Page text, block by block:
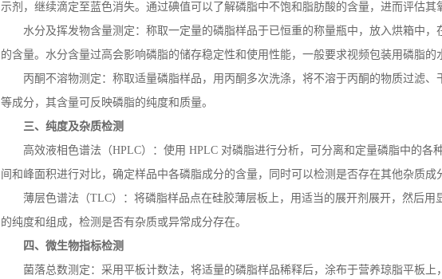
示剂，继续滴定至蓝色消失。通过碘值可以了解磷脂中不饱和脂肪酸的含量，进而评估其
水分及挥发物含量测定：称取一定量的磷脂样品于已恒重的称量瓶中，放入烘箱中
的含量。水分含量过高会影响磷脂的储存稳定性和使用性能，一般要求视频包装用磷脂的
丙酮不溶物测定：称取适量磷脂样品，用丙酮多次洗涤，将不溶于丙酮的物质过滤
等成分，其含量可反映磷脂的纯度和质量。
三、纯度及杂质检测
高效液相色谱法（HPLC）：使用 HPLC 对磷脂进行分析，可分离和定量磷脂中的各
间和峰面积进行对比，确定样品中各磷脂成分的含量，同时可以检测是否存在其他杂质成
薄层色谱法（TLC）：将磷脂样品点在硅胶薄层板上，用适当的展开剂展开，然后
的纯度和组成，检测是否有杂质或异常成分存在。
四、微生物指标检测
菌落总数测定：采用平板计数法，将适量的磷脂样品稀释后，涂布于营养琼脂平板